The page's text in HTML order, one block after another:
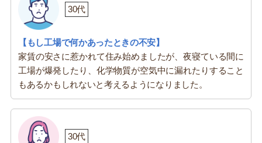
30代
【もし工場で何かあったときの不安】
家賃の安さに惹かれて住み始めましたが、夜寝ている間に
工場が爆発したり、化学物質が空気中に漏れたりすること
もあるかもしれないと考えるようになりました。
30代